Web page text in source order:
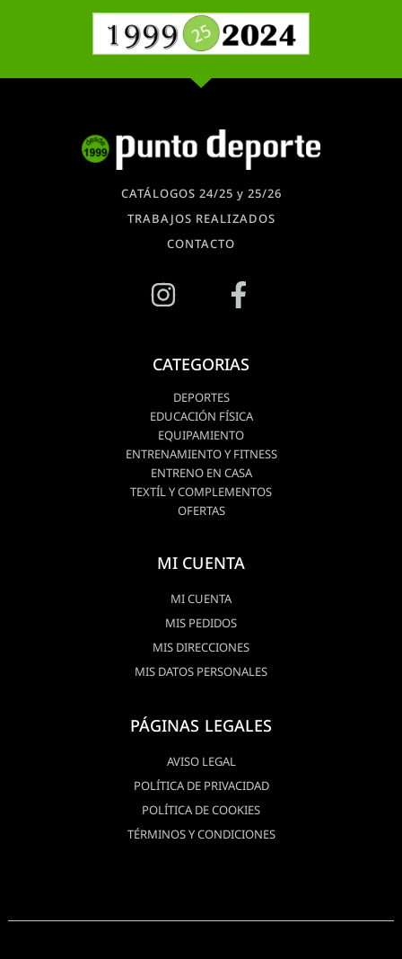
CATÁLOGOS 24/25 y 25/26
TRABAJOS REALIZADOS
CONTACTO
CATEGORIAS
DEPORTES
EDUCACIÓN FÍSICA
EQUIPAMIENTO
ENTRENAMIENTO Y FITNESS
ENTRENO EN CASA
TEXTÍL Y COMPLEMENTOS
OFERTAS
MI CUENTA
MI CUENTA
MIS PEDIDOS
MIS DIRECCIONES
MIS DATOS PERSONALES
PÁGINAS LEGALES
AVISO LEGAL
POLÍTICA DE PRIVACIDAD
POLÍTICA DE COOKIES
TÉRMINOS Y CONDICIONES